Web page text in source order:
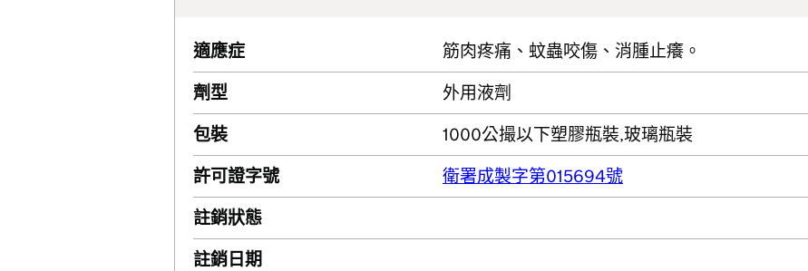
適應症
筋肉疼痛、蚊蟲咬傷、消腫止癢。
劑型
外用液劑
包裝
1000公撮以下塑膠瓶裝,玻璃瓶裝
許可證字號
衛署成製字第015694號
註銷狀態
註銷日期